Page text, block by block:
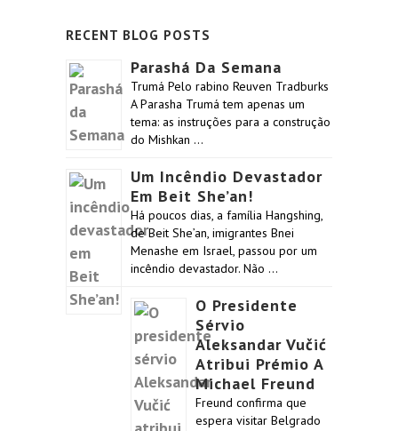
RECENT BLOG POSTS
Parashá Da Semana
Trumá Pelo rabino Reuven Tradburks
A Parasha Trumá tem apenas um
tema: as instruções para a construção
do Mishkan …
Um Incêndio Devastador
Em Beit She’an!
Há poucos dias, a família Hangshing,
de Beit She’an, imigrantes Bnei
Menashe em Israel, passou por um
incêndio devastador. Não …
O Presidente
Sérvio
Aleksandar Vučić
Atribui Prémio A
Michael Freund
Freund confirma que
espera visitar Belgrado